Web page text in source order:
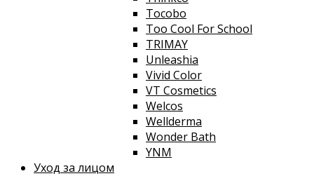
Tocobo
Too Cool For School
TRIMAY
Unleashia
Vivid Color
VT Cosmetics
Welcos
Wellderma
Wonder Bath
YNM
Уход за лицом